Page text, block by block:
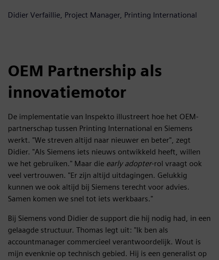
Didier Verfaillie, Project Manager, Printing International
OEM Partnership als
innovatiemotor
De implementatie van Inspekto illustreert hoe het OEM-
partnerschap tussen Printing International en Siemens
werkt. "We streven altijd naar nieuwer en beter", zegt
Didier. "Als Siemens iets nieuws ontwikkeld heeft, willen
we het gebruiken." Maar die early adopter-rol vraagt ook
veel vertrouwen. "Er zijn altijd uitdagingen. Gelukkig
kunnen we ook altijd bij Siemens terecht voor advies.
Samen komen we snel tot iets werkbaars."
Bij Siemens vond Didier de support die hij nodig had, in een
gelaagde structuur. Thomas legt uit: "Ik ben als
accountmanager commercieel verantwoordelijk. Wout is
mijn evenknie op technisch gebied. Hij is een generalist op